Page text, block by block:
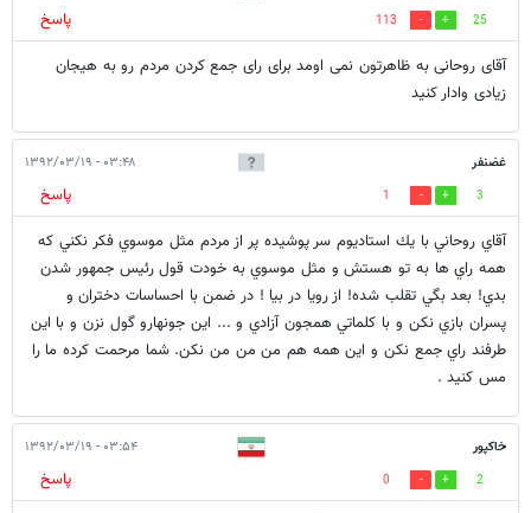
25
113
پاسخ
آقای روحانی به ظاهرتون نمی اومد برای رای جمع کردن مردم رو به هیجان
زیادی وادار کنید
غضنفر ۰۳:۴۸ - ۱۳۹۲/۰۳/۱۹
3
1
پاسخ
آقاي روحاني با يك استاديوم سر پوشيده پر از مردم مثل موسوي فكر نكني كه
همه راي ها به تو هستش و مثل موسوي به خودت قول رئيس جمهور شدن
بدي! بعد بگي تقلب شده! از رويا در بيا ! در ضمن با احساسات دختران و
پسران بازي نكن و با كلماتي همجون آزادي و ... اين جونهارو گول نزن و با اين
طرفند راي جمع نكن و اين همه هم من من من نكن. شما مرحمت كرده ما را
مس كنيد .
خاكپور ۰۳:۵۴ - ۱۳۹۲/۰۳/۱۹
2
0
پاسخ